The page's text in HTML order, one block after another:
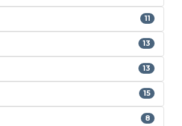
11
13
13
15
8